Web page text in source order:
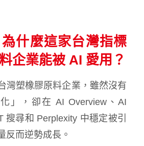
什麼這家台灣指標
企業能被 AI 愛用？
灣塑橡膠原料企業，雖然沒有
」，卻在 AI Overview、AI
搜尋和 Perplexity 中穩定被引
反而逆勢成長。